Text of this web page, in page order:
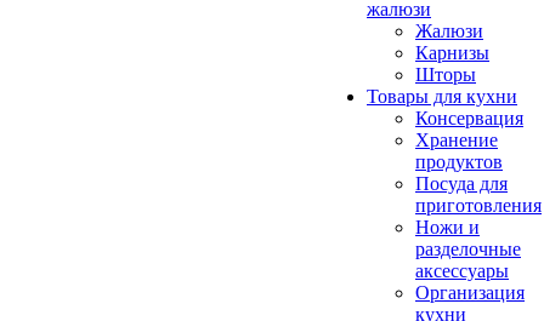
жалюзи
Жалюзи
Карнизы
Шторы
Товары для кухни
Консервация
Хранение
продуктов
Посуда для
приготовления
Ножи и
разделочные
аксессуары
Организация
кухни